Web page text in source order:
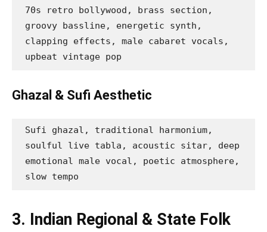
70s retro bollywood, brass section,
groovy bassline, energetic synth,
clapping effects, male cabaret vocals,
upbeat vintage pop
Ghazal & Sufi Aesthetic
Sufi ghazal, traditional harmonium,
soulful live tabla, acoustic sitar, deep
emotional male vocal, poetic atmosphere,
slow tempo
3. Indian Regional & State Folk